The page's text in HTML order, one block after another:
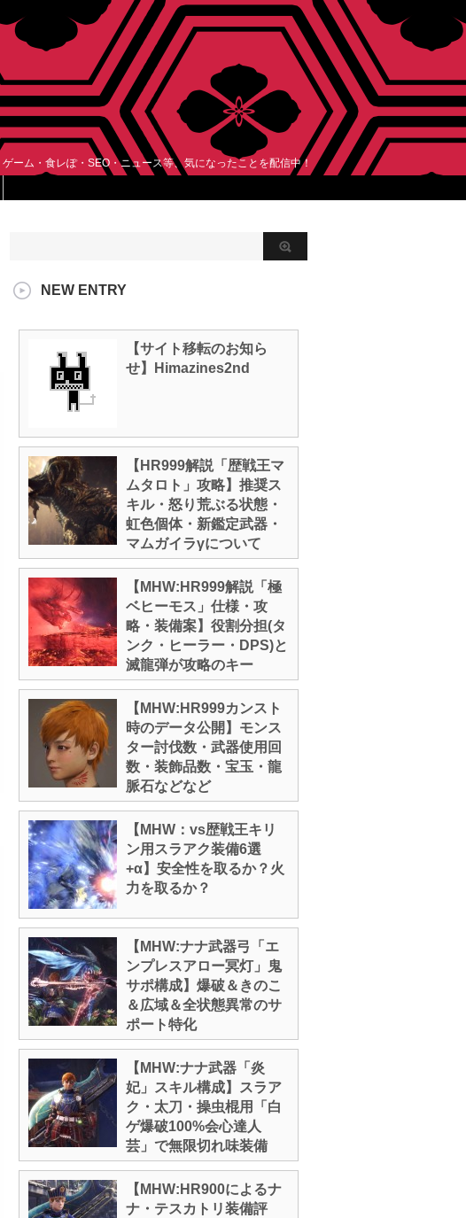
ーム・食レぽ・SEO・ニュース等、気になったことを配信中！
NEW ENTRY
【サイト移転のお知ら
せ】Himazines2nd
【HR999解説「歴戦王マ
ムタロト」攻略】推奨ス
キル・怒り荒ぶる状態・
虹色個体・新鑑定武器・
マムガイラγについて
【MHW:HR999解説「極
ベヒーモス」仕様・攻
略・装備案】役割分担(タ
ンク・ヒーラー・DPS)と
滅龍弾が攻略のキー
【MHW:HR999カンスト
時のデータ公開】モンス
ター討伐数・武器使用回
数・装飾品数・宝玉・龍
脈石などなど
【MHW：vs歴戦王キリ
ン用スラアク装備6選
+α】安全性を取るか？火
力を取るか？
【MHW:ナナ武器弓「エ
ンプレスアロー冥灯」鬼
サポ構成】爆破＆きのこ
＆広域＆全状態異常のサ
ポート特化
【MHW:ナナ武器「炎
妃」スキル構成】スラア
ク・太刀・操虫棍用「白
ゲ爆破100%会心達人
芸」で無限切れ味装備
【MHW:HR900によるナ
ナ・テスカトリ装備評